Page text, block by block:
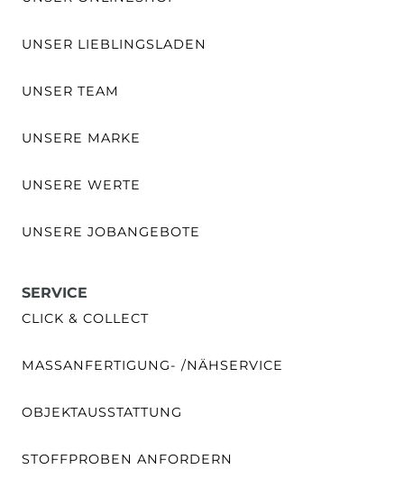
UNSER LIEBLINGSLADEN
UNSER TEAM
UNSERE MARKE
UNSERE WERTE
UNSERE JOBANGEBOTE
SERVICE
CLICK & COLLECT
MASSANFERTIGUNG- /NÄHSERVICE
OBJEKTAUSSTATTUNG
STOFFPROBEN ANFORDERN